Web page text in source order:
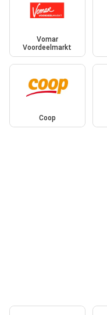
Vomar
Voordeelmarkt
Coop